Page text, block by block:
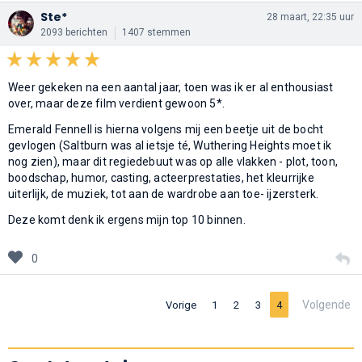
Ste*
2093 berichten 1407 stemmen
28 maart, 22:35 uur
Weer gekeken na een aantal jaar, toen was ik er al enthousiast
over, maar deze film verdient gewoon 5*.
Emerald Fennell is hierna volgens mij een beetje uit de bocht
gevlogen (Saltburn was al ietsje té, Wuthering Heights moet ik
nog zien), maar dit regiedebuut was op alle vlakken - plot, toon,
boodschap, humor, casting, acteerprestaties, het kleurrijke
uiterlijk, de muziek, tot aan de wardrobe aan toe- ijzersterk.
Deze komt denk ik ergens mijn top 10 binnen.
0
Vorige 1 2 3 4 Volgende